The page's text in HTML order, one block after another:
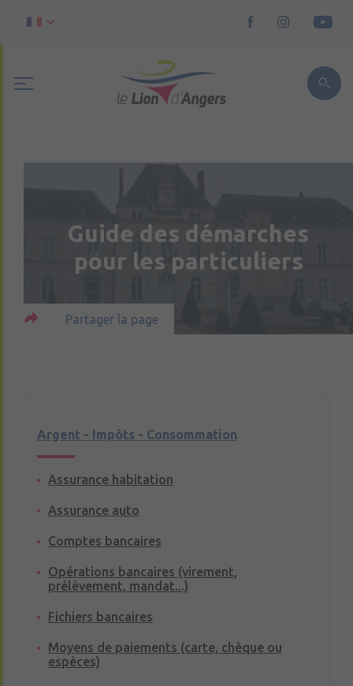
Guide des démarches
pour les particuliers
Partager la page
Argent - Impôts - Consommation
Assurance habitation
Assurance auto
Comptes bancaires
Opérations bancaires (virement,
prélèvement, mandat...)
Fichiers bancaires
Moyens de paiements (carte, chèque ou
espèces)